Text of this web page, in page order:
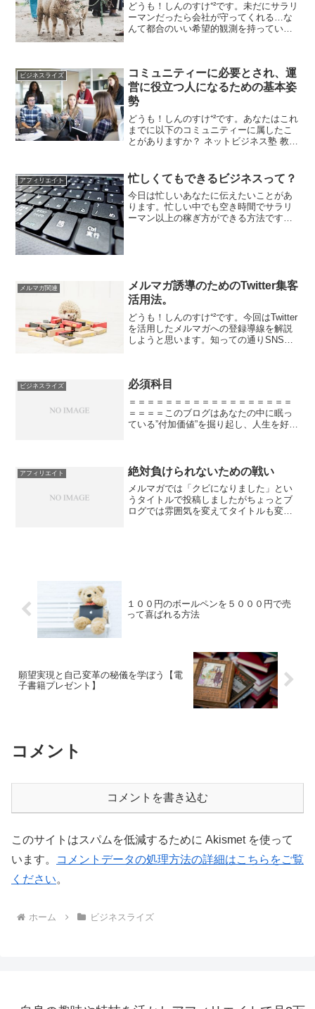
どうも！しんのすけ⁺²です。未だにサラリ
ーマンだったら会社が守ってくれる…な
んて都合のいい希望的観測を持っている
感しました？むしろ体...
ビジネスライズ
コミュニティーに必要とされ、運
営に役立つ人になるための基本姿
勢
どうも！しんのすけ⁺²です。あなたはこれ
までに以下のコミュニティーに属したこ
とがありますか？ ネットビジネス塾 教材
もし、あなたがコミュニティーに属して
いる状態でそ...
アフィリエイト 忙しくてもできるビジネスって？
今日は忙しいあなたに伝えたいことがあ
ります。忙しい中でも空き時間でサラリ
ーマン以上の稼ぎ方ができる方法です。
メルマガ関連
メルマガ誘導のためのTwitter集客
活用法。
どうも！しんのすけ⁺²です。今回はTwitter
を活用したメルマガへの登録導線を解説
しようと思います。知っての通りSNS、
ビジネスライズ 必須科目
＝＝＝＝＝＝＝＝＝＝＝＝＝＝＝＝＝＝
＝＝＝＝このブログはあなたの中に眠っ
ている”付加価値”を掘り起し、人生を好転
す。＝＝＝＝＝＝＝＝＝...
アフィリエイト 絶対負けられないための戦い
メルマガでは「クビになりました」とい
うタイトルで投稿しましたがちょっとブ
ログでは雰囲気を変えてタイトルも変更
１００円のボールペンを５０００円で売
って喜ばれる方法
願望実現と自己変革の秘儀を学ぼう【電
子書籍プレゼント】
コメント
コメントを書き込む
このサイトはスパムを低減するために Akismet を使って
います。
コメントデータの処理方法の詳細はこちらをご覧
ください。
ホーム ビジネスライズ